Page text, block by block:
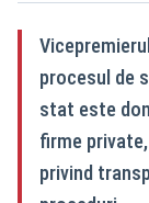
procesul de
stat este
firme
privind